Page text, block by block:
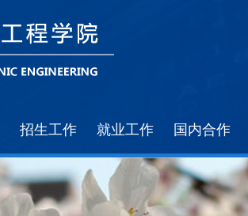
招生工作 就业工作 国内合作